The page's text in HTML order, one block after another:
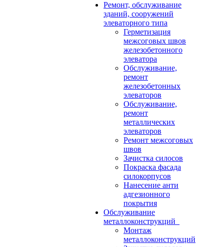
Ремонт, обслуживание
зданий, сооружений
элеваторного типа
Герметизация
межсоговых швов
железобетонного
элеватора
Обслуживание,
ремонт
железобетонных
элеваторов
Обслуживание,
ремонт
металлических
элеваторов
Ремонт межсоговых
швов
Зачистка силосов
Покраска фасада
силокорпусов
Нанесение анти
адгезионного
покрытия
Обслуживание
металлоконструкций
Монтаж
металлоконструкций